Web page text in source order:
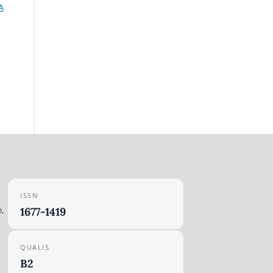
ISSN
1677-1419
QUALIS
B2